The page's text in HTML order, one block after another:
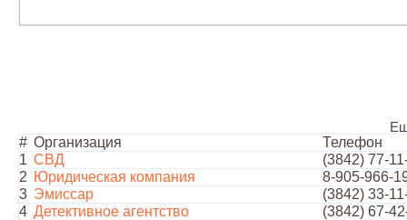
# Организация
Телефон
1 СВД
(3842) 77-
2 Юридическая компания
8-905-966-
3 Эмиссар
(3842) 33-
4 Детективное агентство
(3842) 67-